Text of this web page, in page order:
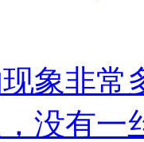
象非常
没有一